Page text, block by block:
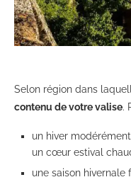
Selon région dans
contenu de votre valise.
un hiver
un cœur estival
une saison